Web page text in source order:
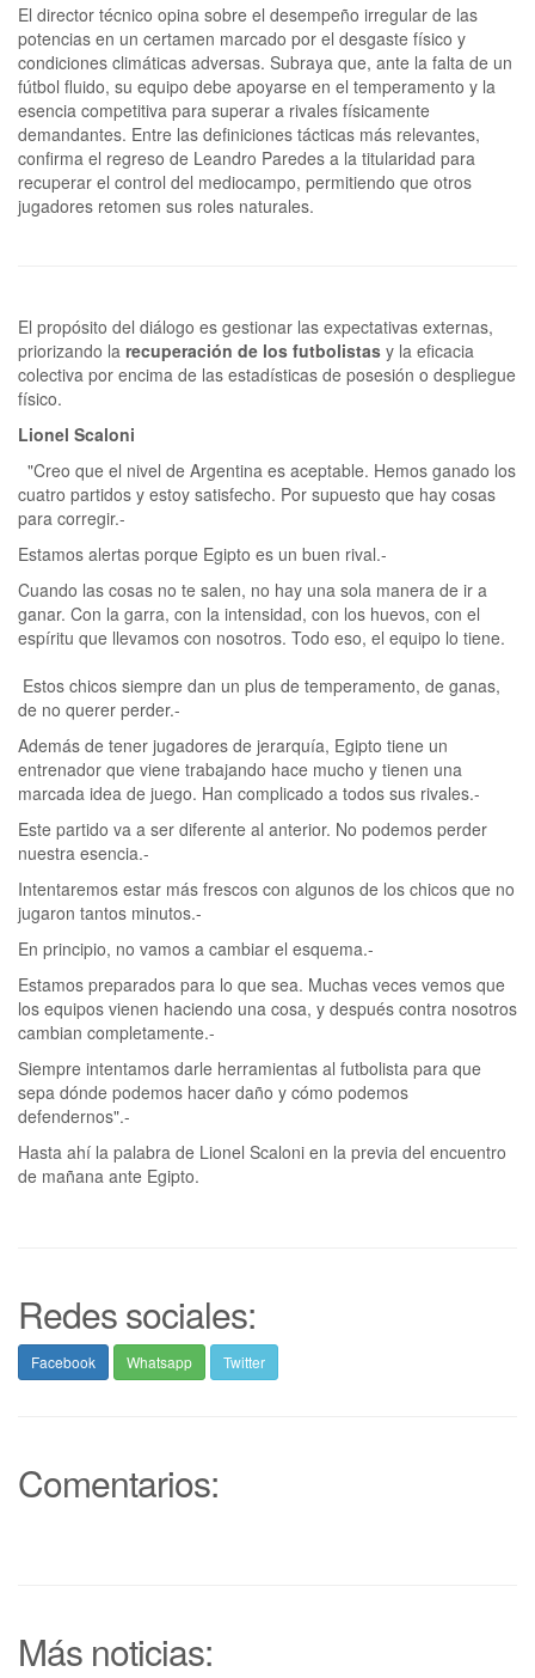
El director técnico opina sobre el desempeño irregular de las
potencias en un certamen marcado por el desgaste físico y
condiciones climáticas adversas. Subraya que, ante la falta de un
fútbol fluido, su equipo debe apoyarse en el temperamento y la
esencia competitiva para superar a rivales físicamente
demandantes. Entre las definiciones tácticas más relevantes,
confirma el regreso de Leandro Paredes a la titularidad para
recuperar el control del mediocampo, permitiendo que otros
jugadores retomen sus roles naturales.
El propósito del diálogo es gestionar las expectativas externas,
priorizando la recuperación de los futbolistas y la eficacia
colectiva por encima de las estadísticas de posesión o despliegue
físico.
Lionel Scaloni
"Creo que el nivel de Argentina es aceptable. Hemos ganado los
cuatro partidos y estoy satisfecho. Por supuesto que hay cosas
para corregir.-
Estamos alertas porque Egipto es un buen rival.-
Cuando las cosas no te salen, no hay una sola manera de ir a
ganar. Con la garra, con la intensidad, con los huevos, con el
espíritu que llevamos con nosotros. Todo eso, el equipo lo tiene.
Estos chicos siempre dan un plus de temperamento, de ganas,
de no querer perder.-
Además de tener jugadores de jerarquía, Egipto tiene un
entrenador que viene trabajando hace mucho y tienen una
marcada idea de juego. Han complicado a todos sus rivales.-
Este partido va a ser diferente al anterior. No podemos perder
nuestra esencia.-
Intentaremos estar más frescos con algunos de los chicos que no
jugaron tantos minutos.-
En principio, no vamos a cambiar el esquema.-
Estamos preparados para lo que sea. Muchas veces vemos que
los equipos vienen haciendo una cosa, y después contra nosotros
cambian completamente.-
Siempre intentamos darle herramientas al futbolista para que
sepa dónde podemos hacer daño y cómo podemos
defendernos".-
Hasta ahí la palabra de Lionel Scaloni en la previa del encuentro
de mañana ante Egipto.
Redes sociales:
Facebook Whatsapp Twitter
Comentarios:
Más noticias: